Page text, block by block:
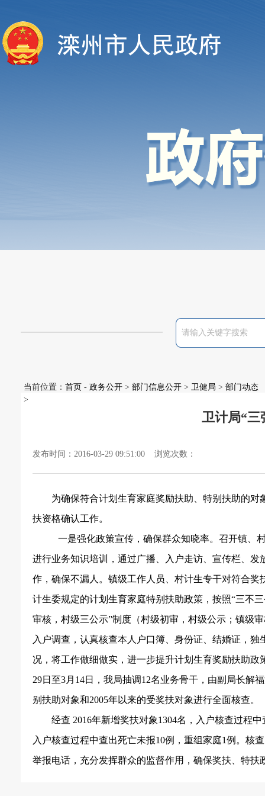
当前位置： 首页 - 政务公开 > 部门信息公开 > 卫健局 > 部门动态
>
卫计局“三
发布时间：2016-03-29 09:51:00 浏览次数：
为确保符合计划生育家庭奖励扶助、特别扶助的
扶资格确认工作。
一是强化政策宣传，确保群众知晓率。召开镇、
进行业务知识培训，通过广播、入户走访、宣传栏、
作，确保不漏人。镇级工作人员、村计生专干对符合
计生委规定的计划生育家庭特别扶助政策，按照“三不
审核，村级三公示”制度（村级初审，村级公示；镇级
入户调查，认真核查本人户口簿、身份证、结婚证，
况，将工作做细做实，进一步提升计划生育奖励扶助
29日至3月 14日，我局抽调12名业务骨干，由副局长解
别扶助对象和2005年以来的受奖扶对象进行全面核查。
经查 2016年新增奖扶对象1304名，入户核查过程中
入户核查过程中查出死亡未报10例，重组家庭1例。核
举报电话，充分发挥群众的监督作用，确保奖扶、特扶